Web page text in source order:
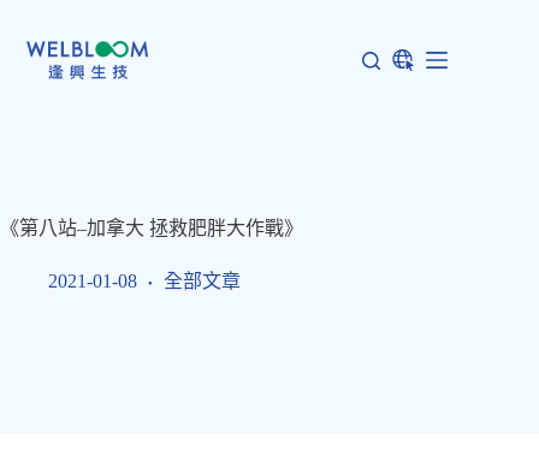
《第八站–加拿大 拯救肥胖大作戰》
2021-01-08 全部文章